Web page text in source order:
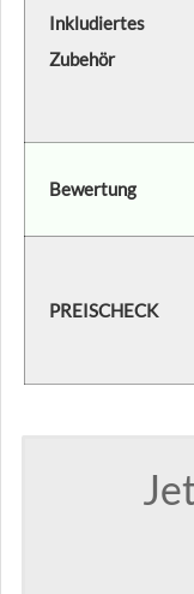
Inkludiertes
Zubehör
Bewertung
PREISCHECK